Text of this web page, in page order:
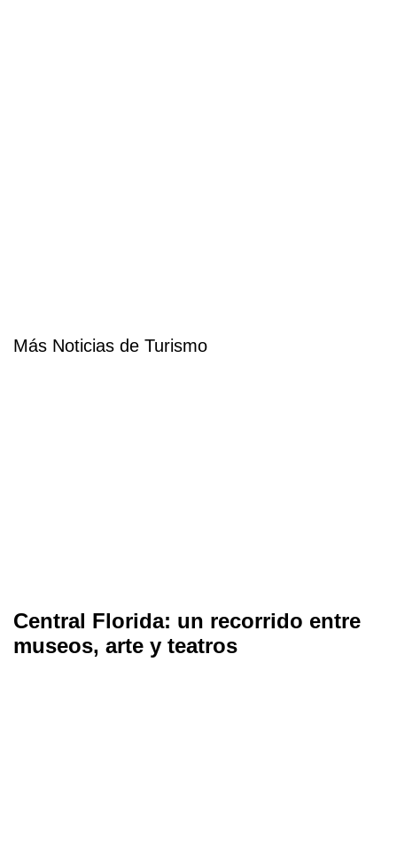
Más Noticias de Turismo
Central Florida: un recorrido entre
museos, arte y teatros